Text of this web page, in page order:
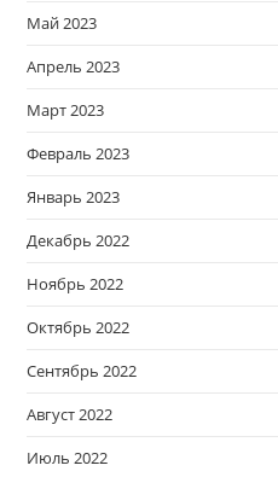
Май 2023
Апрель 2023
Март 2023
Февраль 2023
Январь 2023
Декабрь 2022
Ноябрь 2022
Октябрь 2022
Сентябрь 2022
Август 2022
Июль 2022